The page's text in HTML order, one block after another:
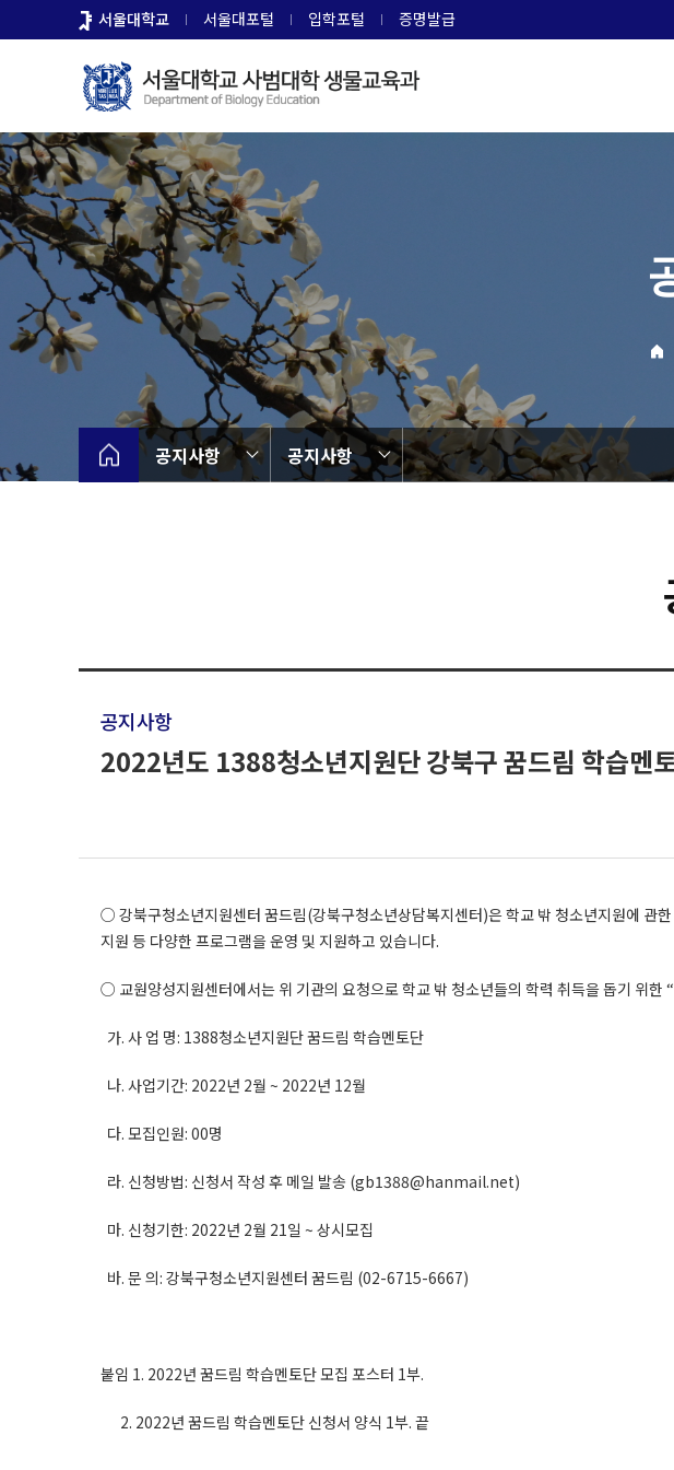
로
뉴
서울대학교 서울대포털 입학포털 증명발급
공지사항 공지사항
공지사항
2022년도 1388청소년지원단 강북구 꿈드림 학습멘
○ 강북구청소년지원센터 꿈드림(강북구청소년상담복지센터)은 학교 밖 청소년지원에 관
지원 등 다양한 프로그램을 운영 및 지원하고 있습니다.
○ 교원양성지원센터에서는 위 기관의 요청으로 학교 밖 청소년들의 학력 취득을 돕기 위
가. 사 업 명: 1388청소년지원단 꿈드림 학습멘토단
나. 사업기간: 2022년 2월 ~ 2022년 12월
다. 모집인원: 00명
라. 신청방법: 신청서 작성 후 메일 발송 (gb1388@hanmail.net)
마. 신청기한: 2022년 2월 21일 ~ 상시모집
바. 문 의: 강북구청소년지원센터 꿈드림 (02-6715-6667)
붙임 1. 2022년 꿈드림 학습멘토단 모집 포스터 1부.
2. 2022년 꿈드림 학습멘토단 신청서 양식 1부. 끝